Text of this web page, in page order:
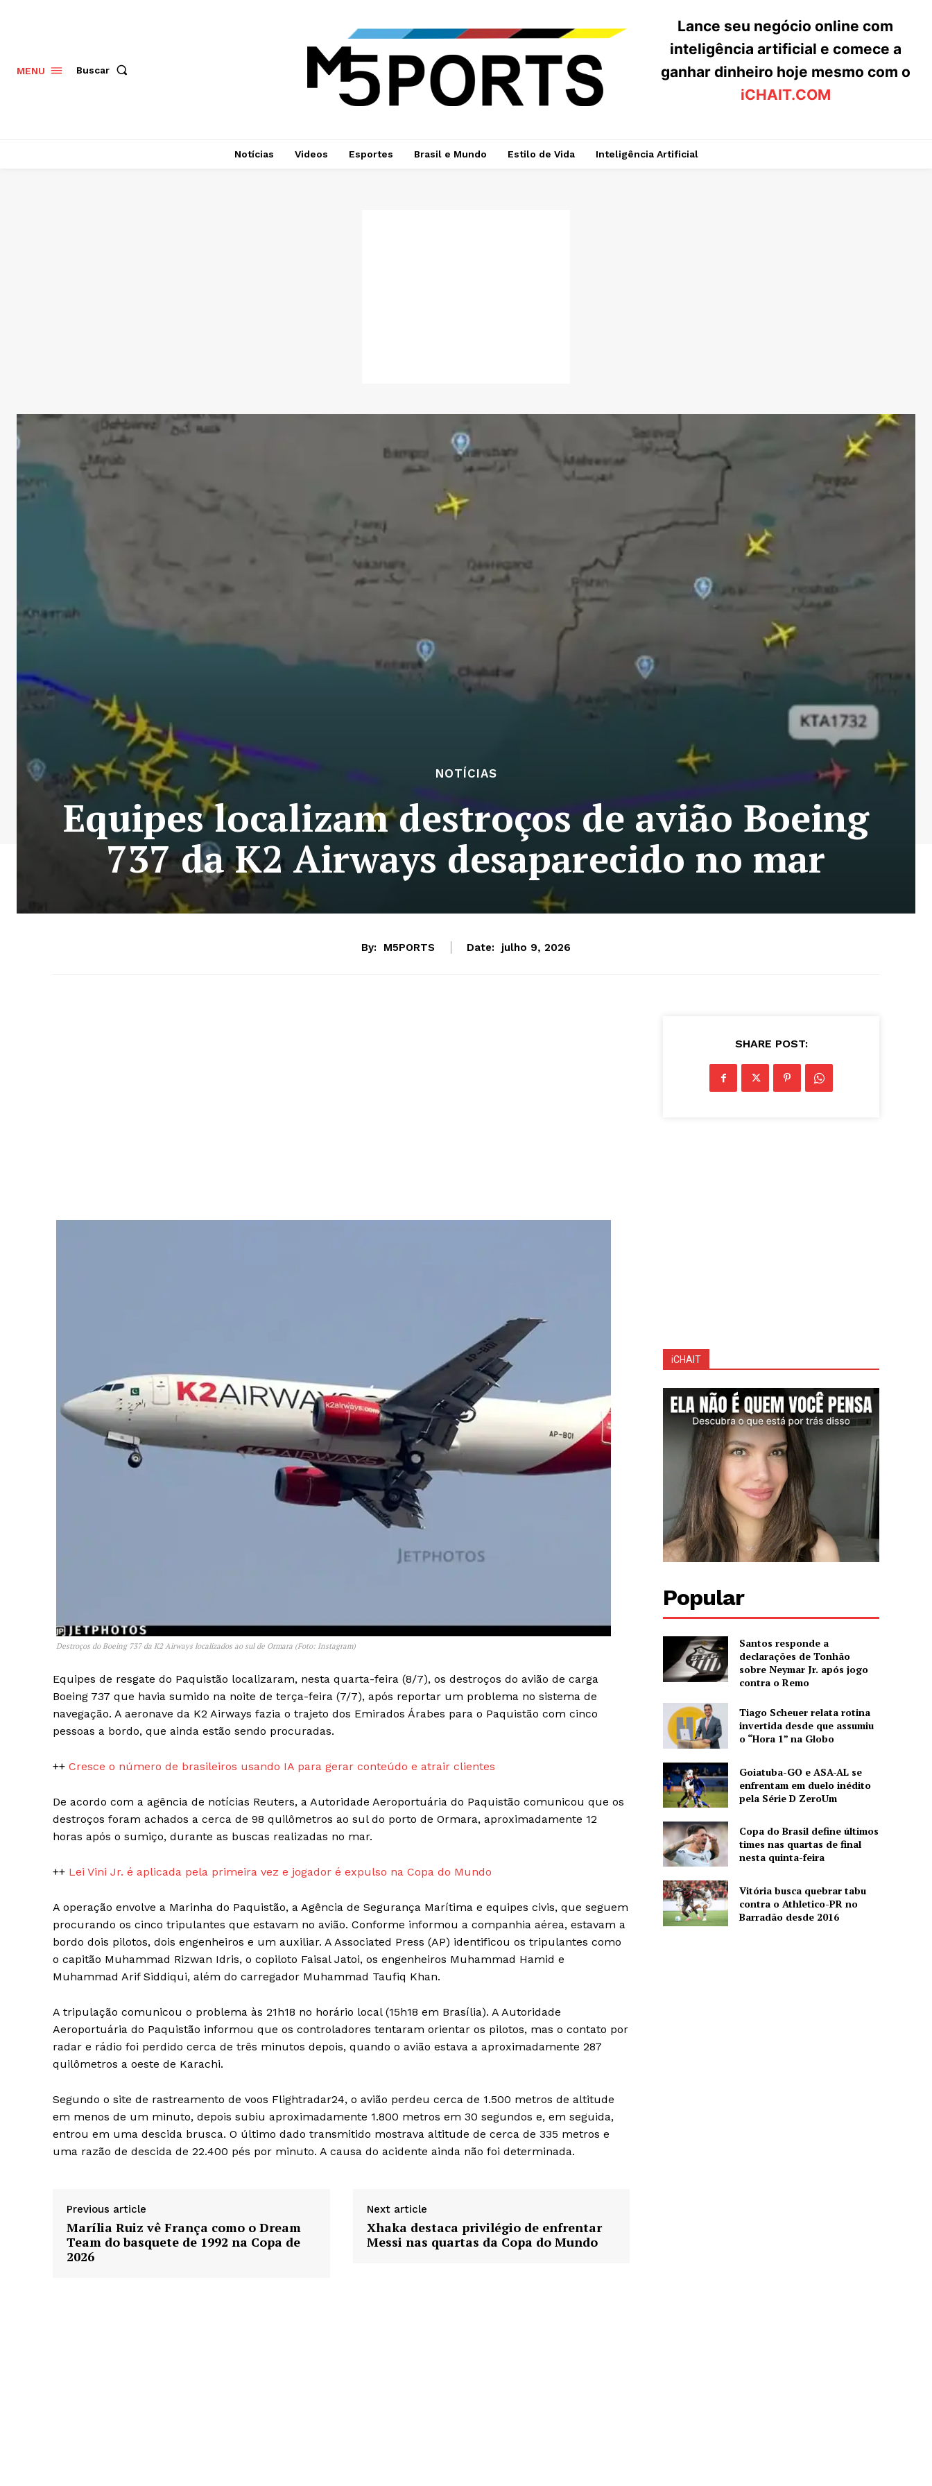
iCHAIT
Aprenda tudo sobre
Inteligência Artificial M5PORTS
Contato
MENU Buscar
Lance seu negócio online com
inteligência artificial e comece a
ganhar dinheiro hoje mesmo com o
iCHAIT.COM
Notícias Videos Esportes Brasil e Mundo Estilo de Vida Inteligência Artificial
NOTÍCIAS
Equipes localizam destroços de avião Boeing
737 da K2 Airways desaparecido no mar
By: M5PORTS Date: julho 9, 2026
Destroços do Boeing 737 da K2 Airways localizados ao sul de Ormara (Foto: Instagram)
Equipes de resgate do Paquistão localizaram, nesta quarta-feira (8/7), os destroços do avião de carga
Boeing 737 que havia sumido na noite de terça-feira (7/7), após reportar um problema no sistema de
navegação. A aeronave da K2 Airways fazia o trajeto dos Emirados Árabes para o Paquistão com cinco
pessoas a bordo, que ainda estão sendo procuradas.
++ Cresce o número de brasileiros usando IA para gerar conteúdo e atrair clientes
De acordo com a agência de notícias Reuters, a Autoridade Aeroportuária do Paquistão comunicou que os
destroços foram achados a cerca de 98 quilômetros ao sul do porto de Ormara, aproximadamente 12
horas após o sumiço, durante as buscas realizadas no mar.
++ Lei Vini Jr. é aplicada pela primeira vez e jogador é expulso na Copa do Mundo
A operação envolve a Marinha do Paquistão, a Agência de Segurança Marítima e equipes civis, que seguem
procurando os cinco tripulantes que estavam no avião. Conforme informou a companhia aérea, estavam a
bordo dois pilotos, dois engenheiros e um auxiliar. A Associated Press (AP) identificou os tripulantes como
o capitão Muhammad Rizwan Idris, o copiloto Faisal Jatoi, os engenheiros Muhammad Hamid e
Muhammad Arif Siddiqui, além do carregador Muhammad Taufiq Khan.
A tripulação comunicou o problema às 21h18 no horário local (15h18 em Brasília). A Autoridade
Aeroportuária do Paquistão informou que os controladores tentaram orientar os pilotos, mas o contato por
radar e rádio foi perdido cerca de três minutos depois, quando o avião estava a aproximadamente 287
quilômetros a oeste de Karachi.
Segundo o site de rastreamento de voos Flightradar24, o avião perdeu cerca de 1.500 metros de altitude
em menos de um minuto, depois subiu aproximadamente 1.800 metros em 30 segundos e, em seguida,
entrou em uma descida brusca. O último dado transmitido mostrava altitude de cerca de 335 metros e
uma razão de descida de 22.400 pés por minuto. A causa do acidente ainda não foi determinada.
Previous article
Marília Ruiz vê França como o Dream
Team do basquete de 1992 na Copa de
2026
Next article
Xhaka destaca privilégio de enfrentar
Messi nas quartas da Copa do Mundo
SHARE POST:
iCHAIT
Popular
Santos responde a
declarações de Tonhão
sobre Neymar Jr. após jogo
contra o Remo
Tiago Scheuer relata rotina
invertida desde que assumiu
o “Hora 1” na Globo
Goiatuba-GO e ASA-AL se
enfrentam em duelo inédito
pela Série D ZeroUm
Copa do Brasil define últimos
times nas quartas de final
nesta quinta-feira
Vitória busca quebrar tabu
contra o Athletico-PR no
Barradão desde 2016